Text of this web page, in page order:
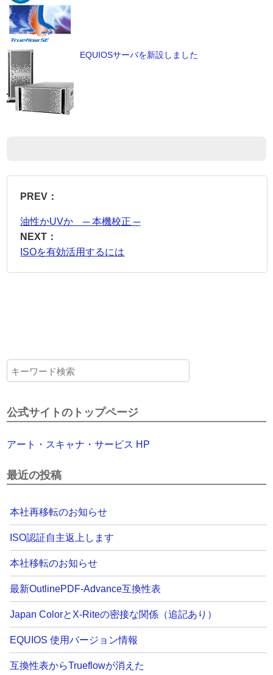
EQUIOSサーバを新設しました
PREV：
油性かUVか ─ 本機校正 ─
NEXT：
ISOを有効活用するには
公式サイトのトップページ
アート・スキャナ・サービス HP
最近の投稿
本社再移転のお知らせ
ISO認証自主返上します
本社移転のお知らせ
最新OutlinePDF-Advance互換性表
Japan ColorとX-Riteの密接な関係（追記あり）
EQUIOS 使用バージョン情報
互換性表からTrueflowが消えた